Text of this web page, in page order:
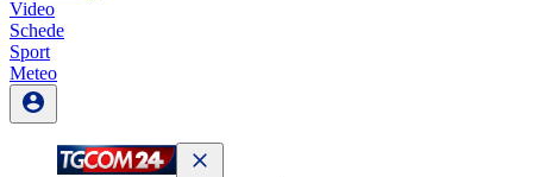
Video
Schede
Sport
Meteo